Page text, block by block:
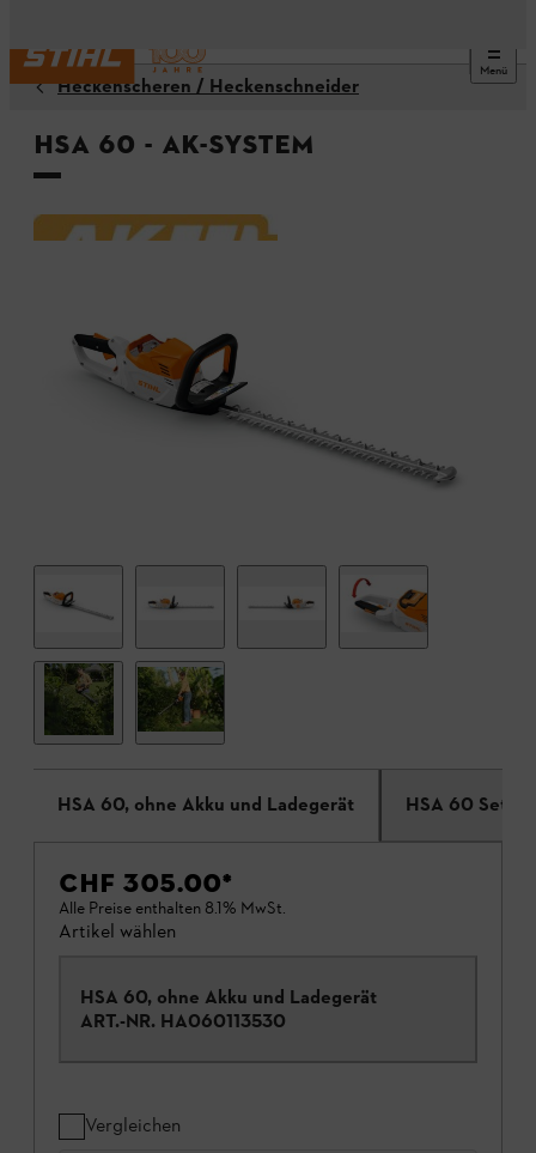
Menü
Heckenscheren / Heckenschneider
HSA 60 - AK-System
HSA 60, ohne Akku und Ladegerät HSA 60 Set
CHF 305.00*
Alle Preise enthalten 8.1% MwSt.
Artikel wählen
HSA 60, ohne Akku und Ladegerät
ART.-NR. HA060113530
Vergleichen